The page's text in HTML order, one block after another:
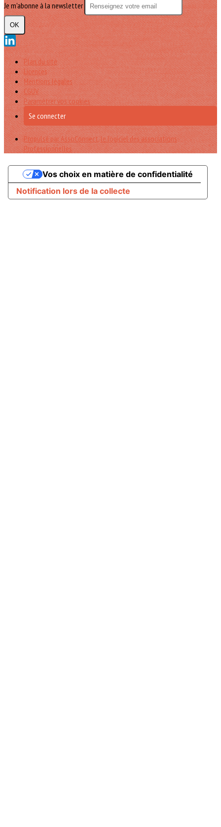
Je m'abonne à la newsletter
OK
Plan du site
Licences
Mentions légales
CGUV
Paramétrer vos cookies
Se connecter
Propulsé par AssoConnect, le logiciel des associations
Professionnelles
Notification lors de la collecte
Vos choix en matière de confidentialité